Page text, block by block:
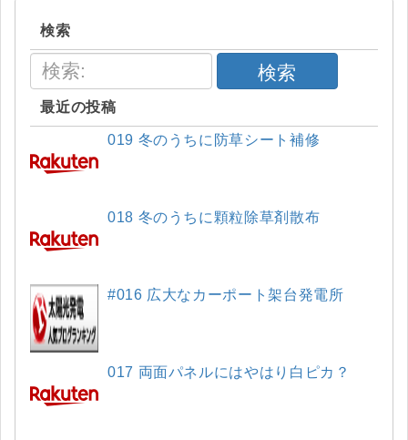
検索
検索
最近の投稿
019 冬のうちに防草シート補修
018 冬のうちに顆粒除草剤散布
#016 広大なカーポート架台発電所
017 両面パネルにはやはり白ピカ？